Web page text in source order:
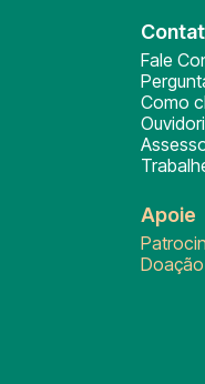
Fale
Como
Apoie